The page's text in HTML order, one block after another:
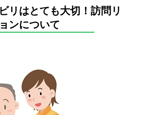
リはとても大切！訪問リ
ンについて